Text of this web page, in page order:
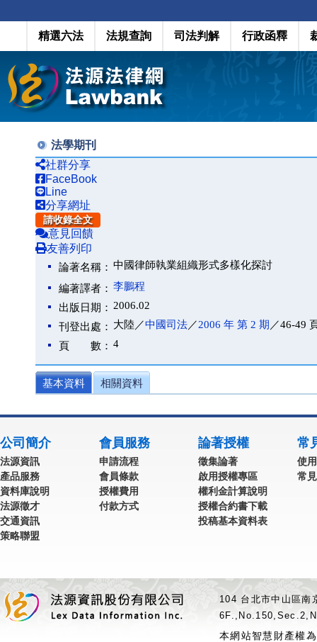
精選六法 法規查詢 司法判解 行政函釋
法學期刊
社群分享
FaceBook
Line
分享網址
請收錄全文
意見回饋
友善列印
論著名稱： 中國律師執業組織形式多樣化探討
編著譯者： 李鵬程
出版日期： 2006.02
刊登出處： 大陸／中國司法／2006 年 第 2 期 ／46-49
頁 數： 4
基本資料 相關資料
公司簡介
法源資訊
產品服務
資料庫說明
法源徵才
交通資訊
策略聯盟
會員服務
申請流程
會員條款
授權費用
付款方式
論著授權
徵集論著
啟用授權專區
權利金計算說明
授權合約書下載
投稿基本資料表
常
使
常
104 台北市中山區
本網站智慧財產權